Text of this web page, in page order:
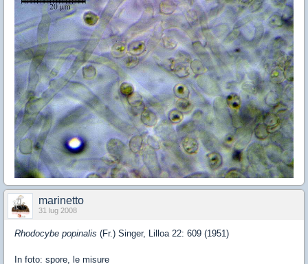
marinetto
31 lug 2008
Rhodocybe popinalis (Fr.) Singer, Lilloa 22: 609 (1951)
In foto: spore, le misure